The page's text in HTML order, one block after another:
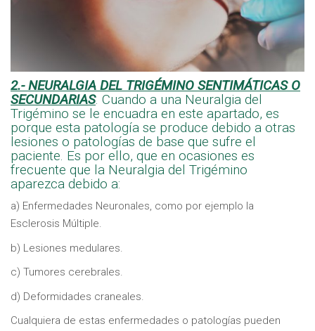
2.- NEURALGIA DEL TRIGÉMINO SENTIMÁTICAS O
SECUNDARIAS. Cuando a una Neuralgia del
Trigémino se le encuadra en este apartado, es
porque esta patología se produce debido a otras
lesiones o patologías de base que sufre el
paciente. Es por ello, que en ocasiones es
frecuente que la Neuralgia del Trigémino
aparezca debido a:
a) Enfermedades Neuronales, como por ejemplo la
Esclerosis Múltiple.
b) Lesiones medulares.
c) Tumores cerebrales.
d) Deformidades craneales.
Cualquiera de estas enfermedades o patologías pueden